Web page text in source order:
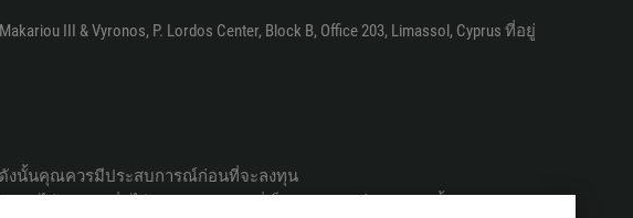
III & Vyronos, P. Lordos Center, Block B, Office 203, Limassol, Cyprus ที่อยู่
ดังนั้นคุณควรมีประสบการณ์ก่อนที่จะลงทุน